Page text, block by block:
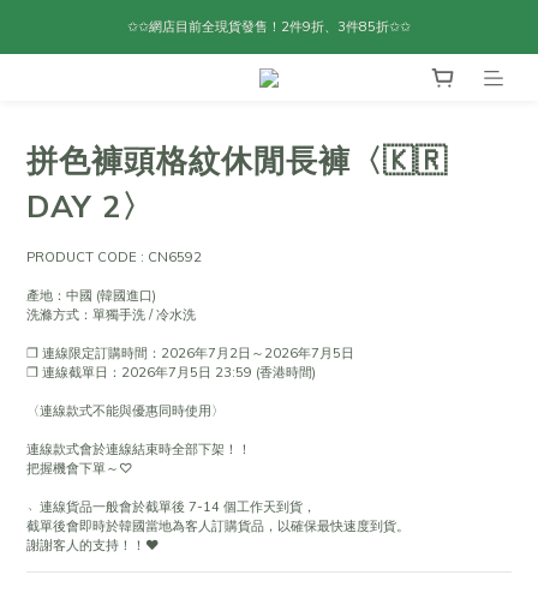
✩✩網店目前全現貨發售！2件9折、3件85折✩✩
拼色褲頭格紋休閒長褲〈🇰🇷
DAY 2〉
PRODUCT CODE : CN6592
產地：中國 (韓國進口)
洗滌方式：單獨手洗 / 冷水洗
❐ 連線限定訂購時間：2026年7月2日～2026年7月5日
❐ 連線截單日：2026年7月5日 23:59 (香港時間)
〈連線款式不能與優惠同時使用〉
連線款式會於連線結束時全部下架！！
把握機會下單～♡
﹆連線貨品一般會於截單後 7-14 個工作天到貨，
截單後會即時於韓國當地為客人訂購貨品，以確保最快速度到貨。
謝謝客人的支持！！❤